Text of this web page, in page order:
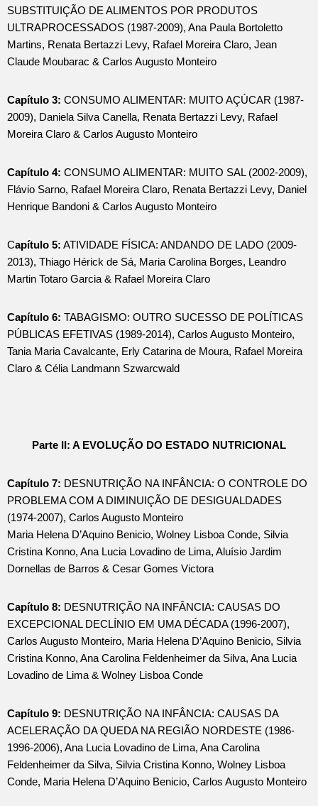
SUBSTITUIÇÃO DE ALIMENTOS POR PRODUTOS
ULTRAPROCESSADOS (1987-2009), Ana Paula Bortoletto
Martins, Renata Bertazzi Levy, Rafael Moreira Claro, Jean
Claude Moubarac & Carlos Augusto Monteiro
Capítulo 3: CONSUMO ALIMENTAR: MUITO AÇÚCAR (1987-
2009), Daniela Silva Canella, Renata Bertazzi Levy, Rafael
Moreira Claro & Carlos Augusto Monteiro
Capítulo 4: CONSUMO ALIMENTAR: MUITO SAL (2002-2009),
Flávio Sarno, Rafael Moreira Claro, Renata Bertazzi Levy, Daniel
Henrique Bandoni & Carlos Augusto Monteiro
Capítulo 5: ATIVIDADE FÍSICA: ANDANDO DE LADO (2009-
2013), Thiago Hérick de Sá, Maria Carolina Borges, Leandro
Martin Totaro Garcia & Rafael Moreira Claro
Capítulo 6: TABAGISMO: OUTRO SUCESSO DE POLÍTICAS
PÚBLICAS EFETIVAS (1989-2014), Carlos Augusto Monteiro,
Tania Maria Cavalcante, Erly Catarina de Moura, Rafael Moreira
Claro & Célia Landmann Szwarcwald
Parte II: A EVOLUÇÃO DO ESTADO NUTRICIONAL
Capítulo 7: DESNUTRIÇÃO NA INFÂNCIA: O CONTROLE DO
PROBLEMA COM A DIMINUIÇÃO DE DESIGUALDADES
(1974-2007), Carlos Augusto Monteiro
Maria Helena D’Aquino Benicio, Wolney Lisboa Conde, Silvia
Cristina Konno, Ana Lucia Lovadino de Lima, Aluísio Jardim
Dornellas de Barros & Cesar Gomes Victora
Capítulo 8: DESNUTRIÇÃO NA INFÂNCIA: CAUSAS DO
EXCEPCIONAL DECLÍNIO EM UMA DÉCADA (1996-2007),
Carlos Augusto Monteiro, Maria Helena D’Aquino Benicio, Silvia
Cristina Konno, Ana Carolina Feldenheimer da Silva, Ana Lucia
Lovadino de Lima & Wolney Lisboa Conde
Capítulo 9: DESNUTRIÇÃO NA INFÂNCIA: CAUSAS DA
ACELERAÇÃO DA QUEDA NA REGIÃO NORDESTE (1986-
1996-2006), Ana Lucia Lovadino de Lima, Ana Carolina
Feldenheimer da Silva, Silvia Cristina Konno, Wolney Lisboa
Conde, Maria Helena D’Aquino Benicio, Carlos Augusto Monteiro